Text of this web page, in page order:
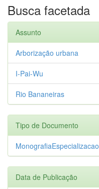
Busca facetada
Assunto
Arborização urbana
I-Pai-Wu
Rio Bananeiras
Tipo de Documento
MonografiaEspecializacao
Data de Publicação